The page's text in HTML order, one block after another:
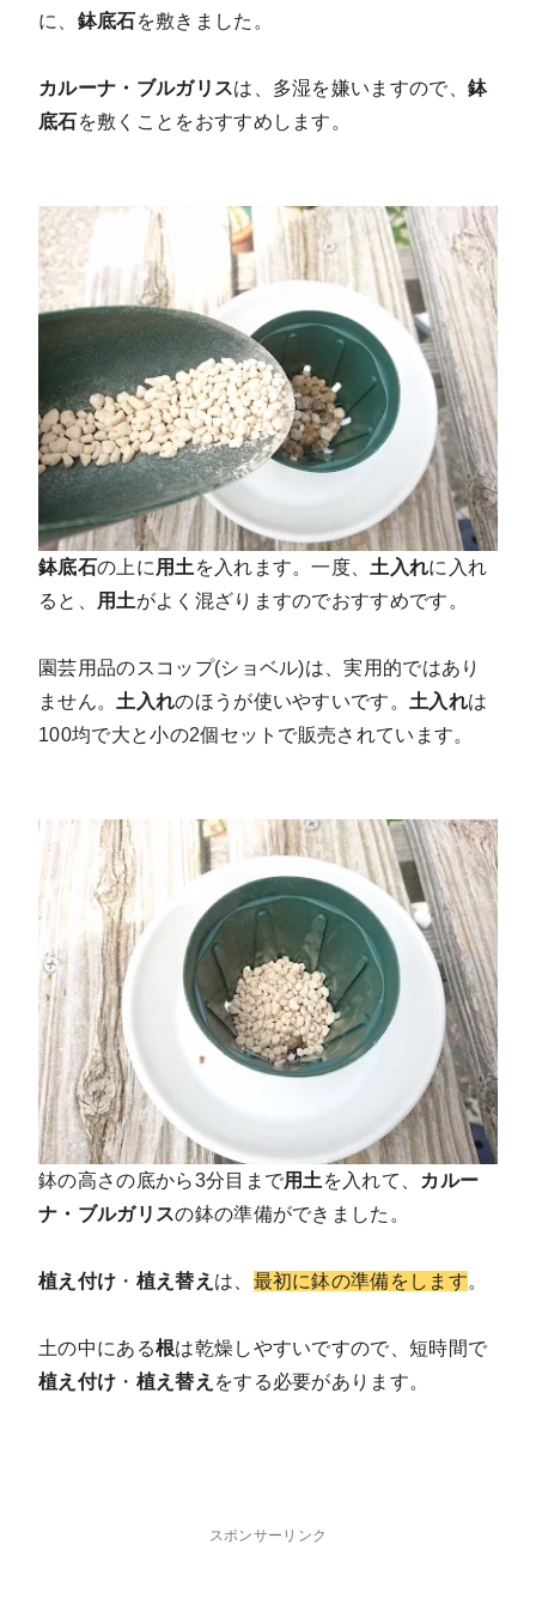
に、 鉢底石を敷きました。
カルーナ・ブルガリスは、多湿を嫌いますので、鉢
底石を敷くことをおすすめします。
鉢底石の上に 用土 を入れます。一度、 土入れに入れ
ると、
用土がよく混ざりますのでおすすめです。
園芸用品のスコップ(ショベル)は、実用的ではあり
ません。 土入れのほうが使いやすいです。 土入れは
100均で大と小の2個セットで販売されています。
鉢の高さの底から3分目まで用土 を入れて、 カルー
ナ・ブルガリスの鉢の準備ができました。
植え付け ・ 植え替え は、 最初に鉢の準備をします。
土の中にある根は乾燥しやすいですので、短時間で
植え付け ・ 植え替え をする必要があります。
スポンサーリンク